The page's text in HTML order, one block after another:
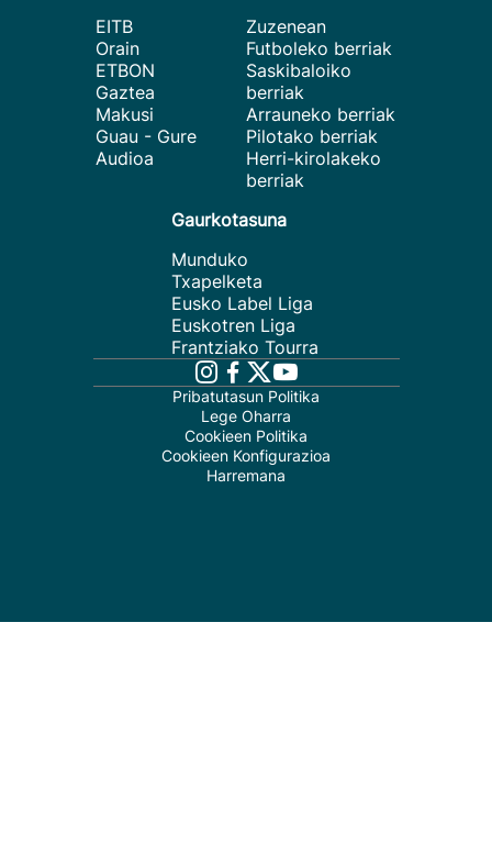
EITB
Orain
ETBON
Gaztea
Makusi
Guau - Gure
Audioa
Zuzenean
Futboleko berriak
Saskibaloiko
berriak
Arrauneko berriak
Pilotako berriak
Herri-kirolakeko
berriak
Gaurkotasuna
Munduko
Txapelketa
Eusko Label Liga
Euskotren Liga
Frantziako Tourra
Pribatutasun Politika
Lege Oharra
Cookieen Politika
Cookieen Konfigurazioa
Harremana